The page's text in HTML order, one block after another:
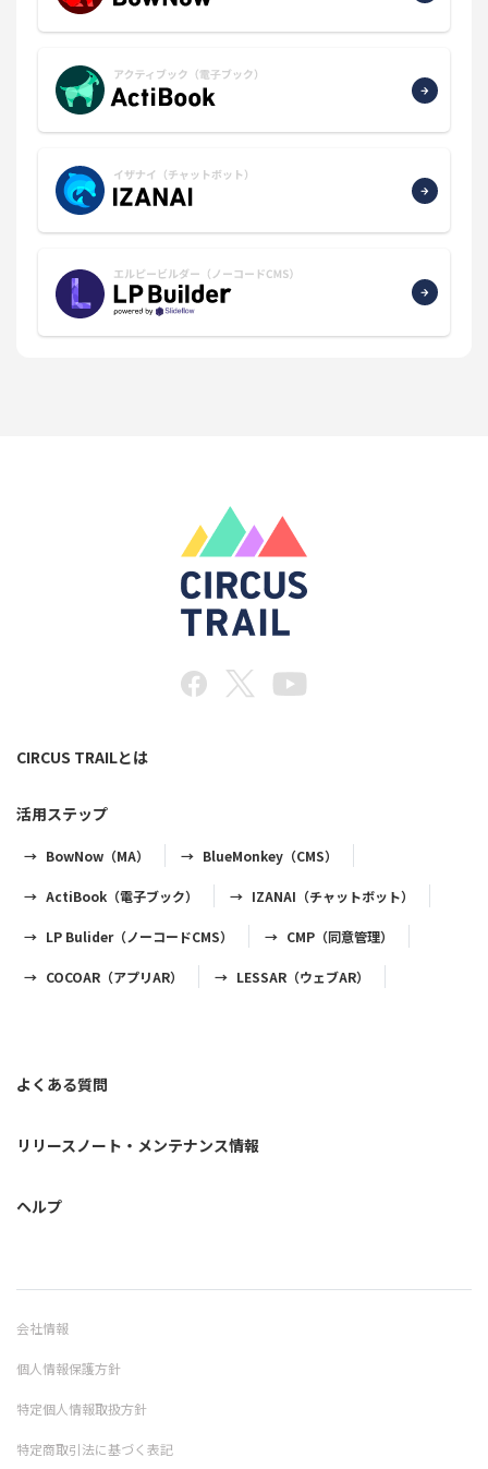
CIRCUS TRAILとは
活用ステップ
BowNow（MA） BlueMonkey（CMS）
ActiBook（電子ブック） IZANAI（チャットボット）
LP Bulider（ノーコードCMS） CMP（同意管理）
COCOAR（アプリAR） LESSAR（ウェブAR）
よくある質問
リリースノート・メンテナンス情報
ヘルプ
会社情報
個人情報保護方針
特定個人情報取扱方針
特定商取引法に基づく表記